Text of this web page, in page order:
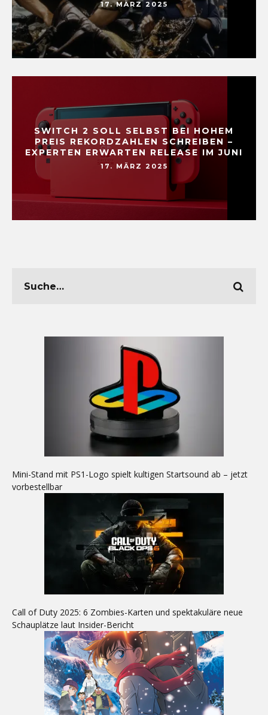
17. MÄRZ 2025
SWITCH 2 SOLL SELBST BEI HOHEM
PREIS REKORDZAHLEN SCHREIBEN –
EXPERTEN ERWARTEN RELEASE IM JUNI
17. MÄRZ 2025
Mini-Stand mit PS1-Logo spielt kultigen Startsound ab – jetzt
vorbestellbar
Call of Duty 2025: 6 Zombies-Karten und spektakuläre neue
Schauplätze laut Insider-Bericht